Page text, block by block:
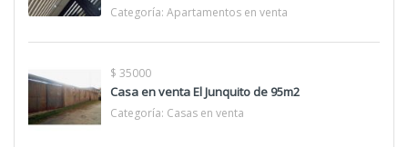
Categoría: Apartamentos en venta
$ 35000
Casa en venta El Junquito de 95m2
Categoría: Casas en venta